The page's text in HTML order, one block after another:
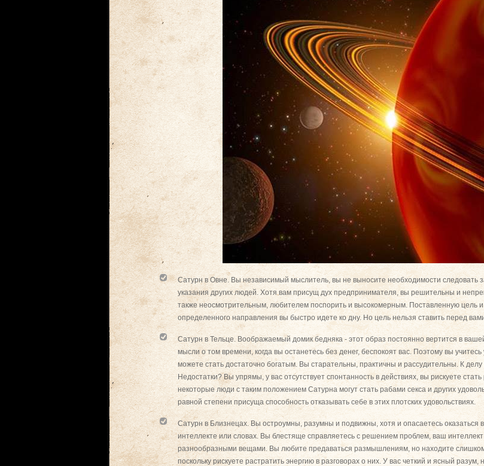
Сатурн в Овне. Вы независимый мыслитель, вы не выносите необходимости следовать
указания других людей. Хотя вам присущ дух предпринимателя, вы решительны и
также неосмотрительным, любителем поспорить и высокомерным. Поставленную цель
определенного направления вы быстро идете ко дну. Но цель нельзя ставить перед
Сатурн в Тельце. Воображаемый домик бедняка - этот образ постоянно вертится в
мысли о том времени, когда вы останетесь без денег, беспокоят вас. Поэтому вы
можете стать достаточно богатым. Вы старательны, практичны и рассудительны. К
Недостатки? Вы упрямы, у вас отсутствует спонтанность в действиях, вы рискуете
некоторые люди с таким положением Сатурна могут стать рабами секса и других
равной степени присуща способность отказывать себе в этих плотских удовольствиях.
Сатурн в Близнецах. Вы остроумны, разумны и подвижны, хотя и опасаетесь оказаться
интеллекте или словах. Вы блестяще справляетесь с решением проблем, ваш
разнообразными вещами. Вы любите предаваться размышлениям, но находите
поскольку рискуете растратить энергию в разговорах о них. У вас четкий и ясный